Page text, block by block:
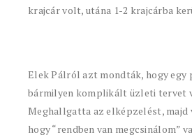
krajcár volt, utána 1-2 krajcárba
Elek Pálról azt mondták, hogy
bármilyen komplikált üzleti tervet
Meghallgatta az elképzelést, majd
hogy “rendben van megcsinálom”